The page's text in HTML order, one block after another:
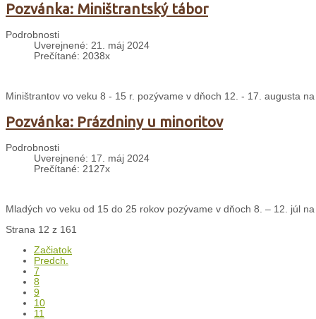
Pozvánka: Miništrantský tábor
Podrobnosti
Uverejnené: 21. máj 2024
Prečítané: 2038x
Miništrantov vo veku 8 - 15 r. pozývame v dňoch 12. - 17. augusta
Pozvánka: Prázdniny u minoritov
Podrobnosti
Uverejnené: 17. máj 2024
Prečítané: 2127x
Mladých vo veku od 15 do 25 rokov pozývame v dňoch 8. – 12. júl
Strana 12 z 161
Začiatok
Predch.
7
8
9
10
11